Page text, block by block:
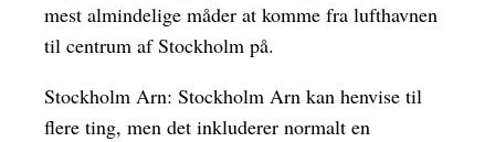
mest almindelige måder at komme fra lufthavnen
til centrum af Stockholm på.
Stockholm Arn: Stockholm Arn kan henvise til
flere ting, men det inkluderer normalt en